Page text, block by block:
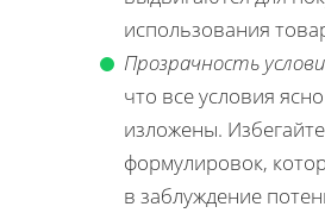
использования
Прозрачность
что все условия
изложены.
формулировок,
в заблуждение